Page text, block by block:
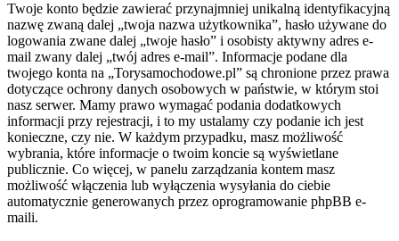
Twoje konto będzie zawierać przynajmniej unikalną identyfikacyjną
nazwę zwaną dalej „twoja nazwa użytkownika”, hasło używane do
logowania zwane dalej „twoje hasło” i osobisty aktywny adres e-
mail zwany dalej „twój adres e-mail”. Informacje podane dla
twojego konta na „Torysamochodowe.pl” są chronione przez prawa
dotyczące ochrony danych osobowych w państwie, w którym stoi
nasz serwer. Mamy prawo wymagać podania dodatkowych
informacji przy rejestracji, i to my ustalamy czy podanie ich jest
konieczne, czy nie. W każdym przypadku, masz możliwość
wybrania, które informacje o twoim koncie są wyświetlane
publicznie. Co więcej, w panelu zarządzania kontem masz
możliwość włączenia lub wyłączenia wysyłania do ciebie
automatycznie generowanych przez oprogramowanie phpBB e-
maili.